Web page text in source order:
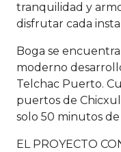
tranquilidad y
disfrutar cada
Boga se
moderno
Telchac Puerto.
puertos de
solo 50 minutos
EL PROYECTO